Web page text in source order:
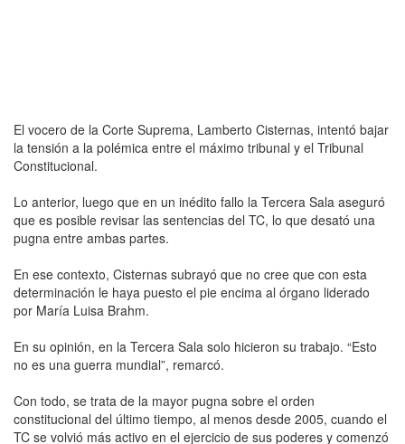
El vocero de la Corte Suprema, Lamberto Cisternas, intentó bajar
la tensión a la polémica entre el máximo tribunal y el Tribunal
Constitucional.
Lo anterior, luego que en un inédito fallo la Tercera Sala aseguró
que es posible revisar las sentencias del TC, lo que desató una
pugna entre ambas partes.
En ese contexto, Cisternas subrayó que no cree que con esta
determinación le haya puesto el pie encima al órgano liderado
por María Luisa Brahm.
En su opinión, en la Tercera Sala solo hicieron su trabajo. “Esto
no es una guerra mundial”, remarcó.
Con todo, se trata de la mayor pugna sobre el orden
constitucional del último tiempo, al menos desde 2005, cuando el
TC se volvió más activo en el ejercicio de sus poderes y comenzó